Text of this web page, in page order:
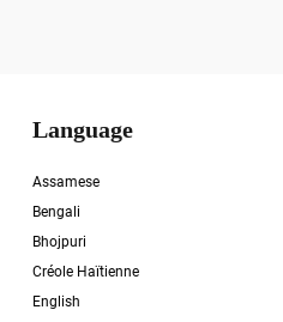
Language
Assamese
Bengali
Bhojpuri
Créole Haïtienne
English